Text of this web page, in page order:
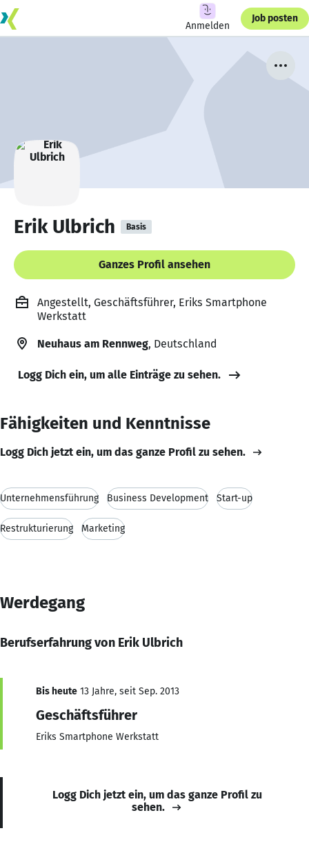
Anmelden
Job posten
Erik Ulbrich Basis
Ganzes Profil ansehen
Angestellt, Geschäftsführer, Eriks Smartphone
Werkstatt
Neuhaus am Rennweg, Deutschland
Logg Dich ein, um alle Einträge zu sehen.
Fähigkeiten und Kenntnisse
Logg Dich jetzt ein, um das ganze Profil zu sehen.
Unternehmensführung Business Development Start-up
Restrukturierung Marketing
Werdegang
Berufserfahrung von Erik Ulbrich
Bis heute 13 Jahre, seit Sep. 2013
Geschäftsführer
Eriks Smartphone Werkstatt
Logg Dich jetzt ein, um das ganze Profil zu
sehen.